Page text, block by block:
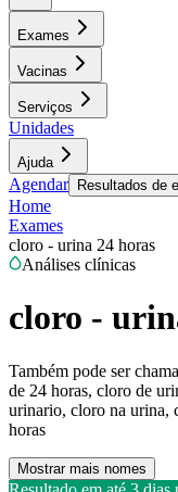
Exames
Vacinas
Serviços
Unidades
Ajuda
Agendar Resultados de
Home
Exames
cloro - urina 24 horas
Análises clínicas
cloro -
Também pode ser
de 24 horas, cloro de
urinario, cloro na urina,
horas
Mostrar mais nomes